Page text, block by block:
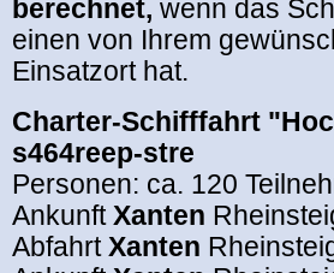
berechnet, wenn das
einen von Ihrem
Einsatzort hat.
Charter-Schifffahrt
s464reep-stre
Personen: ca. 120
Ankunft Xanten
Abfahrt Xanten